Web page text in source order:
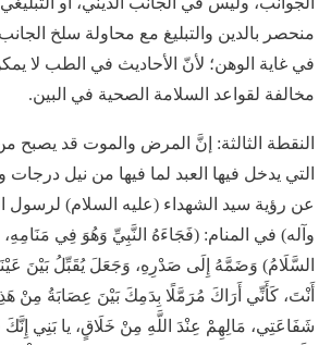
منحصر بالدين والتبليغ مع محاولة سلخ
في غاية الوهن؛ لأنّ الأحاديث في الطب لا
مخالفة لقواعد السلامة الصحية في البين.
النقطة الثالثة: إنَّ المرض والموت قد يصبح من
التي يدخل فيها العبد لما فيها من نيل درجات
عن رؤية سيد الشهداء (عليه السلام) لرسول
وآله) في المنام: (فَجَاءَهُ النَّبِيِّ وَهُوَ فِي
السَّلَامُ) وَضَمَّهُ إِلَى صَدْرِهِ، وَجَعَلَ يُقَبِّلُ بَيْنَ
أَنْتَ، كَأَنِّي أَرَاكَ مُرَمَّلًا بِدَمِكَ بَيْنَ عِصَابَةُ مِنْ
شَفَاعَتِي، مَالِهِمْ عِنْدَ اللَّهِ مِنْ خَلَاقٍ، يا بَنِي